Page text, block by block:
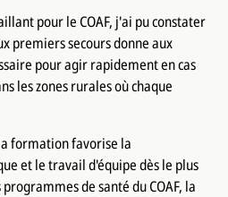
pour le COAF, j'ai pu constater
premiers secours donne aux
pour agir rapidement en cas
les zones rurales où chaque
formation favorise la
et le travail d'équipe dès le plus
de santé du COAF, la